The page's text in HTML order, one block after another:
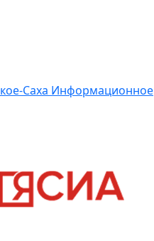
Саха Информационное